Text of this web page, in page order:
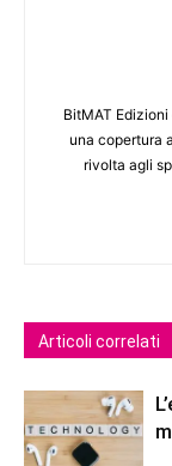
BitMAT
una copertura
rivolta agli
Articoli correlati